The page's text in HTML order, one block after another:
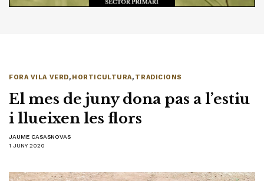
FORA VILA VERD, HORTICULTURA, TRADICIONS
El mes de juny dona pas a l’estiu
i llueixen les flors
JAUME CASASNOVAS
1 JUNY 2020